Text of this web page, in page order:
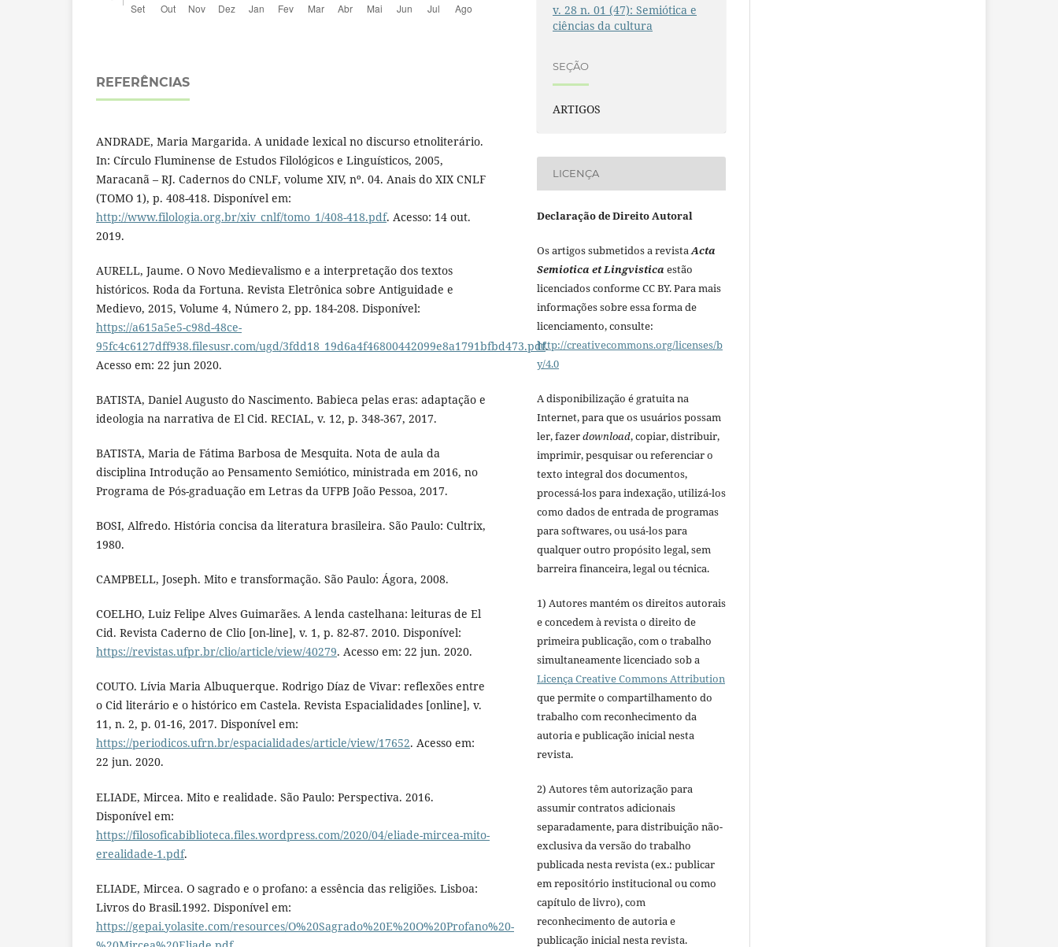
REFERÊNCIAS
ANDRADE, Maria Margarida. A unidade lexical no discurso etnoliterário.
In: Círculo Fluminense de Estudos Filológicos e Linguísticos, 2005,
Maracanã – RJ. Cadernos do CNLF, volume XIV, nº. 04. Anais do XIX CNLF
(TOMO 1), p. 408-418. Disponível em:
http://www.filologia.org.br/xiv_cnlf/tomo_1/408-418.pdf. Acesso: 14 out.
2019.
AURELL, Jaume. O Novo Medievalismo e a interpretação dos textos
históricos. Roda da Fortuna. Revista Eletrônica sobre Antiguidade e
Medievo, 2015, Volume 4, Número 2, pp. 184-208. Disponível:
https://a615a5e5-c98d-48ce-
95fc4c6127dff938.filesusr.com/ugd/3fdd18_19d6a4f46800442099e8a1791bfbd473.pdf.
Acesso em: 22 jun 2020.
BATISTA, Daniel Augusto do Nascimento. Babieca pelas eras: adaptação e
ideologia na narrativa de El Cid. RECIAL, v. 12, p. 348-367, 2017.
BATISTA, Maria de Fátima Barbosa de Mesquita. Nota de aula da
disciplina Introdução ao Pensamento Semiótico, ministrada em 2016, no
Programa de Pós-graduação em Letras da UFPB João Pessoa, 2017.
BOSI, Alfredo. História concisa da literatura brasileira. São Paulo: Cultrix,
1980.
CAMPBELL, Joseph. Mito e transformação. São Paulo: Ágora, 2008.
COELHO, Luiz Felipe Alves Guimarães. A lenda castelhana: leituras de El
Cid. Revista Caderno de Clio [on-line], v. 1, p. 82-87. 2010. Disponível:
https://revistas.ufpr.br/clio/article/view/40279. Acesso em: 22 jun. 2020.
COUTO. Lívia Maria Albuquerque. Rodrigo Díaz de Vivar: reflexões entre
o Cid literário e o histórico em Castela. Revista Espacialidades [online], v.
11, n. 2, p. 01-16, 2017. Disponível em:
https://periodicos.ufrn.br/espacialidades/article/view/17652. Acesso em:
22 jun. 2020.
ELIADE, Mircea. Mito e realidade. São Paulo: Perspectiva. 2016.
Disponível em:
https://filosoficabiblioteca.files.wordpress.com/2020/04/eliade-mircea-mito-
erealidade-1.pdf.
ELIADE, Mircea. O sagrado e o profano: a essência das religiões. Lisboa:
Livros do Brasil.1992. Disponível em:
https://gepai.yolasite.com/resources/O%20Sagrado%20E%20O%20Profano%20-
v. 28 n. 01 (47): Semiótica e
ciências da cultura
SEÇÃO
ARTIGOS
LICENÇA
Declaração de Direito Autoral
Os artigos submetidos a revista Acta
Semiotica et Lingvistica estão
licenciados conforme CC BY. Para mais
informações sobre essa forma de
licenciamento, consulte:
http://creativecommons.org/licenses/b
y/4.0
A disponibilização é gratuita na
Internet, para que os usuários possam
ler, fazerdownload, copiar, distribuir,
imprimir, pesquisar ou referenciar o
texto integral dos documentos,
processá-los para indexação, utilizá-los
como dados de entrada de programas
para softwares, ou usá-los para
qualquer outro propósito legal, sem
barreira financeira, legal ou técnica.
1) Autores mantém os direitos autorais
e concedem à revista o direito de
primeira publicação, com o trabalho
simultaneamente licenciado sob a
Licença Creative Commons Attribution
que permite o compartilhamento do
trabalho com reconhecimento da
autoria e publicação inicial nesta
revista.
2) Autores têm autorização para
assumir contratos adicionais
separadamente, para distribuição não-
exclusiva da versão do trabalho
publicada nesta revista (ex.: publicar
em repositório institucional ou como
capítulo de livro), com
reconhecimento de autoria e
publicação inicial nesta revista.